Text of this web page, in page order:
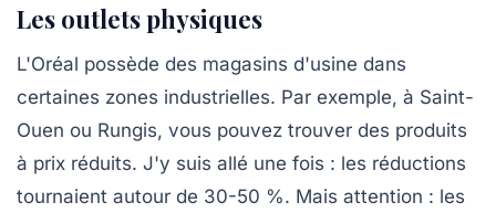
Les outlets physiques
L'Oréal possède des magasins d'usine dans
certaines zones industrielles. Par exemple, à Saint-
Ouen ou Rungis, vous pouvez trouver des produits
à prix réduits. J'y suis allé une fois : les réductions
tournaient autour de 30-50 %. Mais attention : les